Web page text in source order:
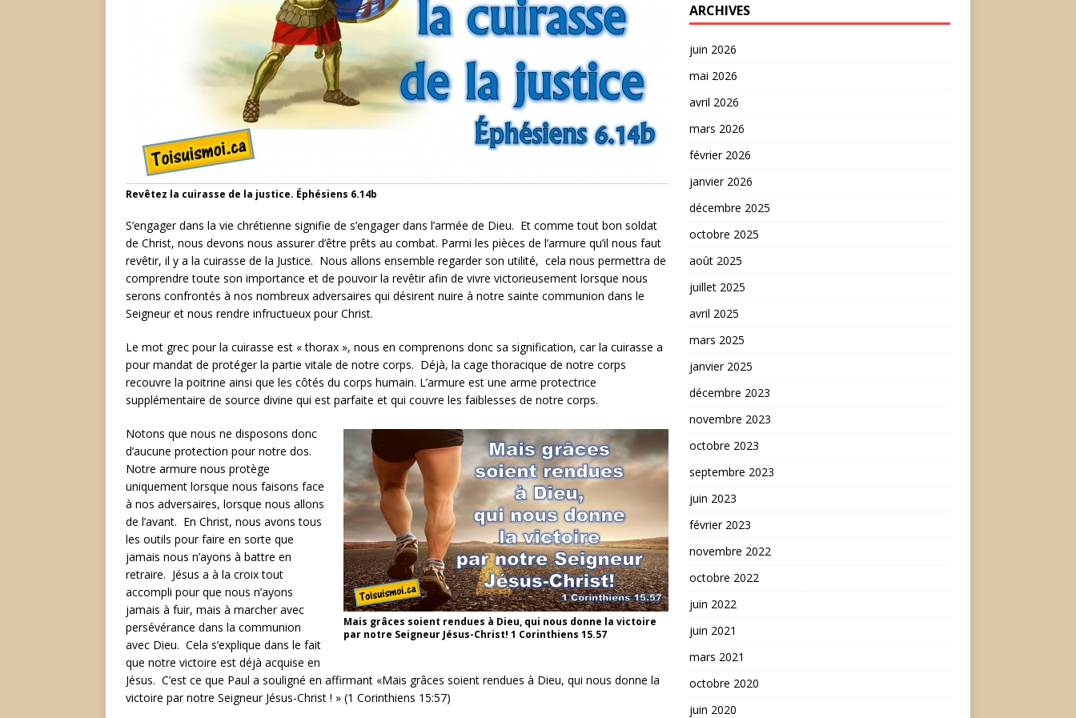
Revêtez la cuirasse de la justice. Éphésiens 6.14b
S’engager dans la vie chrétienne signifie de s’engager dans l’armée de Dieu. Et comme tout bon soldat
de Christ, nous devons nous assurer d’être prêts au combat. Parmi les pièces de l’armure qu’il nous faut
revêtir, il y a la cuirasse de la Justice. Nous allons ensemble regarder son utilité, cela nous permettra de
comprendre toute son importance et de pouvoir la revêtir afin de vivre victorieusement lorsque nous
serons confrontés à nos nombreux adversaires qui désirent nuire à notre sainte communion dans le
Seigneur et nous rendre infructueux pour Christ.
Le mot grec pour la cuirasse est « thorax », nous en comprenons donc sa signification, car la cuirasse a
pour mandat de protéger la partie vitale de notre corps. Déjà, la cage thoracique de notre corps
recouvre la poitrine ainsi que les côtés du corps humain. L’armure est une arme protectrice
supplémentaire de source divine qui est parfaite et qui couvre les faiblesses de notre corps.
Mais grâces soient rendues à Dieu, qui nous donne la victoire
par notre Seigneur Jésus-Christ! 1 Corinthiens 15.57
Notons que nous ne disposons donc
d’aucune protection pour notre dos.
Notre armure nous protège
uniquement lorsque nous faisons face
à nos adversaires, lorsque nous allons
de l’avant. En Christ, nous avons tous
les outils pour faire en sorte que
jamais nous n’ayons à battre en
retraire. Jésus a à la croix tout
accompli pour que nous n’ayons
jamais à fuir, mais à marcher avec
persévérance dans la communion
avec Dieu. Cela s’explique dans le fait
que notre victoire est déjà acquise en
Jésus. C’est ce que Paul a souligné en affirmant «Mais grâces soient rendues à Dieu, qui nous donne la
victoire par notre Seigneur Jésus-Christ ! » (1 Corinthiens 15:57)
ARCHIVES
juin 2026
mai 2026
avril 2026
mars 2026
février 2026
janvier 2026
décembre 2025
octobre 2025
août 2025
juillet 2025
avril 2025
mars 2025
janvier 2025
décembre 2023
novembre 2023
octobre 2023
septembre 2023
juin 2023
février 2023
novembre 2022
octobre 2022
juin 2022
juin 2021
mars 2021
octobre 2020
juin 2020